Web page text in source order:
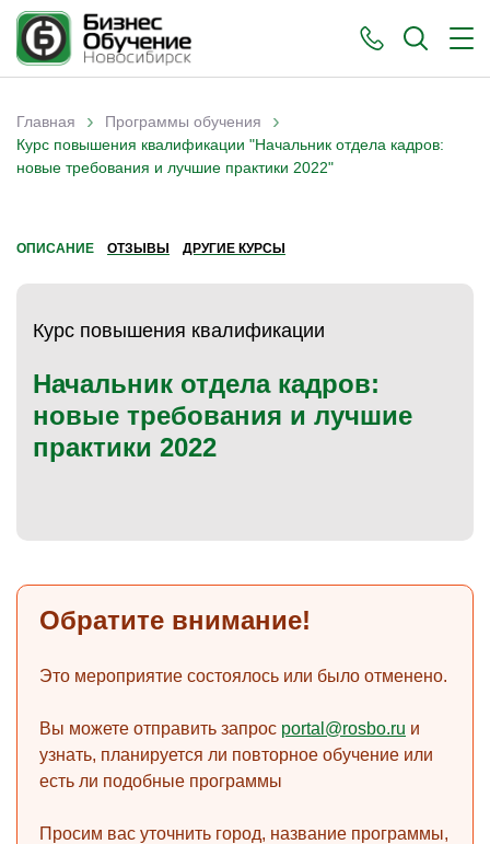
Вы здесь
Главная › Программы обучения ›
Курс повышения квалификации "Начальник отдела кадров:
новые требования и лучшие практики 2022"
ОПИСАНИЕ ОТЗЫВЫ ДРУГИЕ КУРСЫ
Курс повышения квалификации
Начальник отдела кадров:
новые требования и лучшие
практики 2022
Обратите внимание!
Это мероприятие состоялось или было отменено.
Вы можете отправить запрос portal@rosbo.ru и
узнать, планируется ли повторное обучение или
есть ли подобные программы
Просим вас уточнить город, название программы,